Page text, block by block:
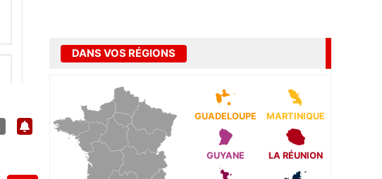
DANS VOS RÉGIONS
GUADELOUPE MARTINIQUE
GUYANE LA RÉUNION